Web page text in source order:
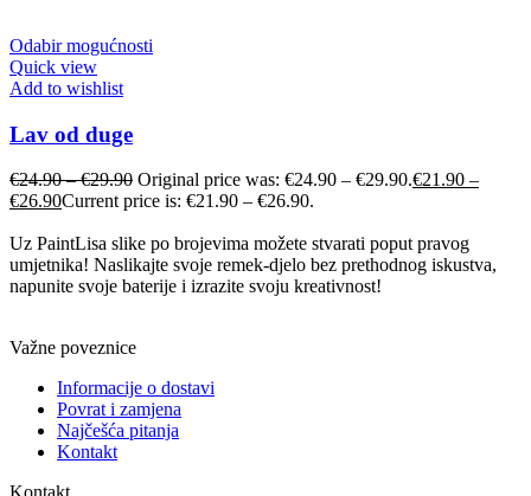
Odabir mogućnosti
Quick view
Add to wishlist
Lav od duge
€24.90–€29.90 Original price was: €24.90 – €29.90.€21.90 –
€26.90Current price is: €21.90 – €26.90.
Uz PaintLisa slike po brojevima možete stvarati poput pravog
umjetnika! Naslikajte svoje remek-djelo bez prethodnog iskustva,
napunite svoje baterije i izrazite svoju kreativnost!
Važne poveznice
Informacije o dostavi
Povrat i zamjena
Najčešća pitanja
Kontakt